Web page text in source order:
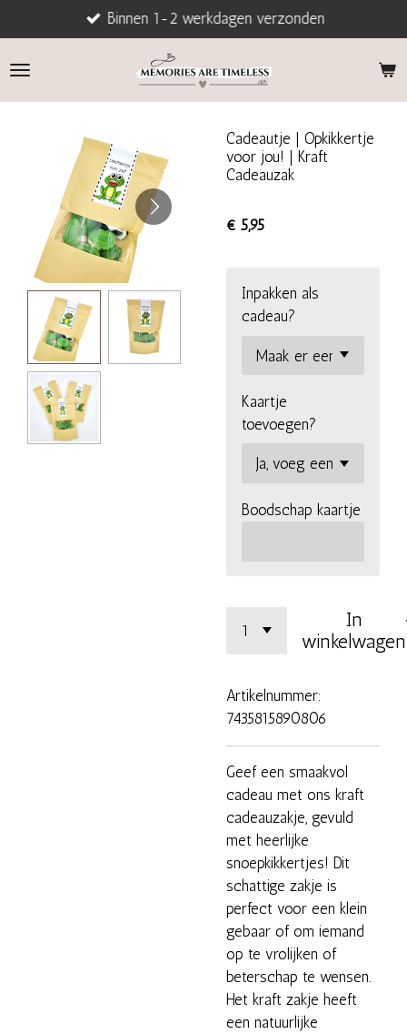
direct
naar
Binnen 1-2 werkdagen verzonden
Cadeautje | Opkikkertje
voor jou! | Kraft
Cadeauzak
€ 5,95
Inpakken als
cadeau?
Kaartje
toevoegen?
Boodschap kaartje
In
winkelwagen
Artikelnummer:
7435815890806
Geef een smaakvol
cadeau met ons kraft
cadeauzakje, gevuld
met heerlijke
snoepkikkertjes! Dit
schattige zakje is
perfect voor een klein
gebaar of om iemand
op te vrolijken of
beterschap te wensen.
Het kraft zakje heeft
een natuurlijke